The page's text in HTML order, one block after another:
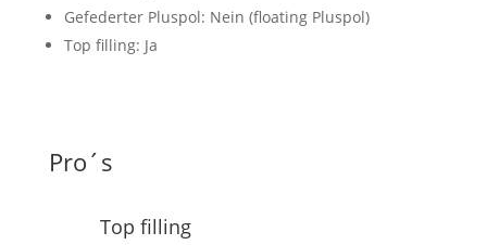
Gefederter Pluspol: Nein (floating Pluspol)
Top filling: Ja
Pro´s
Top filling